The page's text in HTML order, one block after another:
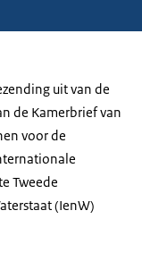
uit van de
de Kamerbrief van
voor de
Tweede
(IenW)